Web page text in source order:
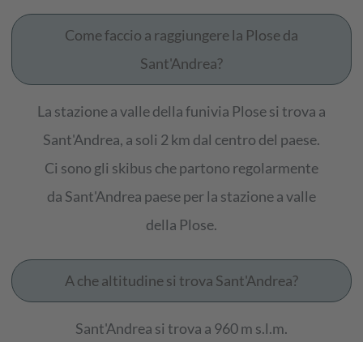
Come faccio a raggiungere la Plose da
Sant'Andrea?
La stazione a valle della funivia Plose si trova a
Sant'Andrea, a soli 2 km dal centro del paese.
Ci sono gli skibus che partono regolarmente
da Sant'Andrea paese per la stazione a valle
della Plose.
A che altitudine si trova Sant'Andrea?
Sant'Andrea si trova a 960 m s.l.m.